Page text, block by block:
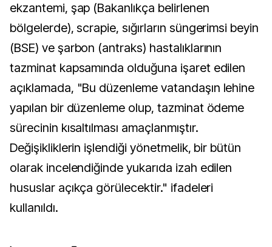
ekzantemi, şap (Bakanlıkça belirlenen
bölgelerde), scrapie, sığırların süngerimsi beyin
(BSE) ve şarbon (antraks) hastalıklarının
tazminat kapsamında olduğuna işaret edilen
açıklamada, "Bu düzenleme vatandaşın lehine
yapılan bir düzenleme olup, tazminat ödeme
sürecinin kısaltılması amaçlanmıştır.
Değişikliklerin işlendiği yönetmelik, bir bütün
olarak incelendiğinde yukarıda izah edilen
hususlar açıkça görülecektir." ifadeleri
kullanıldı.